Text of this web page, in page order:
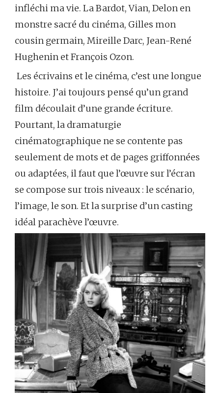
infléchi ma vie. La Bardot, Vian, Delon en
monstre sacré du cinéma, Gilles mon
cousin germain, Mireille Darc, Jean-René
Hughenin et François Ozon.
Les écrivains et le cinéma, c’est une longue
histoire. J’ai toujours pensé qu’un grand
film découlait d’une grande écriture.
Pourtant, la dramaturgie
cinématographique ne se contente pas
seulement de mots et de pages griffonnées
ou adaptées, il faut que l’œuvre sur l’écran
se compose sur trois niveaux : le scénario,
l’image, le son. Et la surprise d’un casting
idéal parachève l’œuvre.